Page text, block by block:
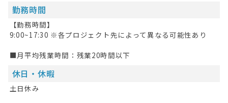
勤務時間
【勤務時間】
9:00~17:30 ※各プロジェクト先によって異なる可能性あり
■月平均残業時間：残業20時間以下
休日・休暇
土日休み